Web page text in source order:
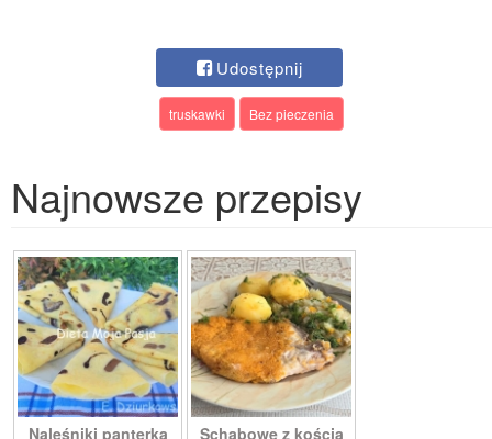
Udostępnij
truskawki Bez pieczenia
Najnowsze przepisy
Naleśniki panterka
Schabowe z kością